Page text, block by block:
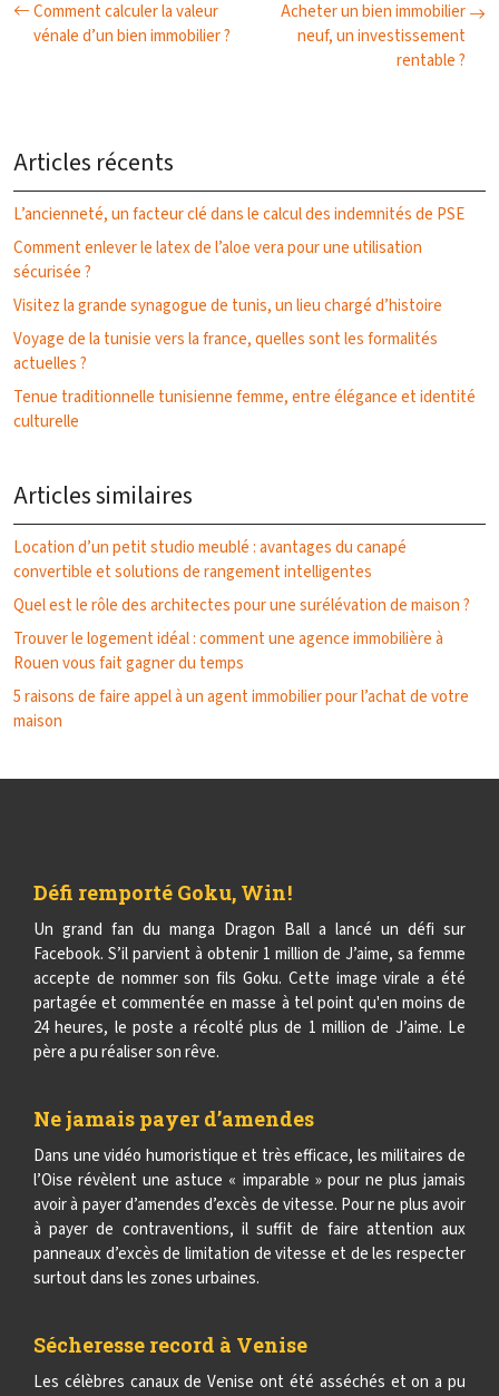
Comment calculer la valeur
vénale d’un bien immobilier ?
Acheter un bien immobilier
neuf, un investissement
rentable ?
Articles récents
L’ancienneté, un facteur clé dans le calcul des indemnités de PSE
Comment enlever le latex de l’aloe vera pour une utilisation
sécurisée ?
Visitez la grande synagogue de tunis, un lieu chargé d’histoire
Voyage de la tunisie vers la france, quelles sont les formalités
actuelles ?
Tenue traditionnelle tunisienne femme, entre élégance et identité
culturelle
Articles similaires
Location d’un petit studio meublé : avantages du canapé
convertible et solutions de rangement intelligentes
Quel est le rôle des architectes pour une surélévation de maison ?
Trouver le logement idéal : comment une agence immobilière à
Rouen vous fait gagner du temps
5 raisons de faire appel à un agent immobilier pour l’achat de votre
maison
Défi remporté Goku, Win !
Un grand fan du manga Dragon Ball a lancé un défi sur
Facebook. S’il parvient à obtenir 1 million de J’aime, sa femme
accepte de nommer son fils Goku. Cette image virale a été
partagée et commentée en masse à tel point qu'en moins de
24 heures, le poste a récolté plus de 1 million de J’aime. Le
père a pu réaliser son rêve.
Ne jamais payer d’amendes
Dans une vidéo humoristique et très efficace, les militaires de
l’Oise révèlent une astuce « imparable » pour ne plus jamais
avoir à payer d’amendes d’excès de vitesse. Pour ne plus avoir
à payer de contraventions, il suffit de faire attention aux
panneaux d’excès de limitation de vitesse et de les respecter
surtout dans les zones urbaines.
Sécheresse record à Venise
Les célèbres canaux de Venise ont été asséchés et on a pu